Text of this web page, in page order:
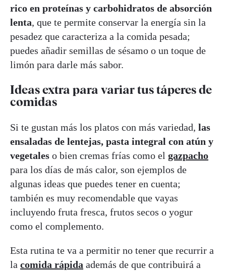
rico en proteínas y carbohidratos de absorción
lenta, que te permite conservar la energía sin la
pesadez que caracteriza a la comida pesada;
puedes añadir semillas de sésamo o un toque de
limón para darle más sabor.
Ideas extra para variar tus táperes de
comidas
Si te gustan más los platos con más variedad, las
ensaladas de lentejas, pasta integral con atún y
vegetales o bien cremas frías como el gazpacho
para los días de más calor, son ejemplos de
algunas ideas que puedes tener en cuenta;
también es muy recomendable que vayas
incluyendo fruta fresca, frutos secos o yogur
como el complemento.
Esta rutina te va a permitir no tener que recurrir a
la comida rápida además de que contribuirá a